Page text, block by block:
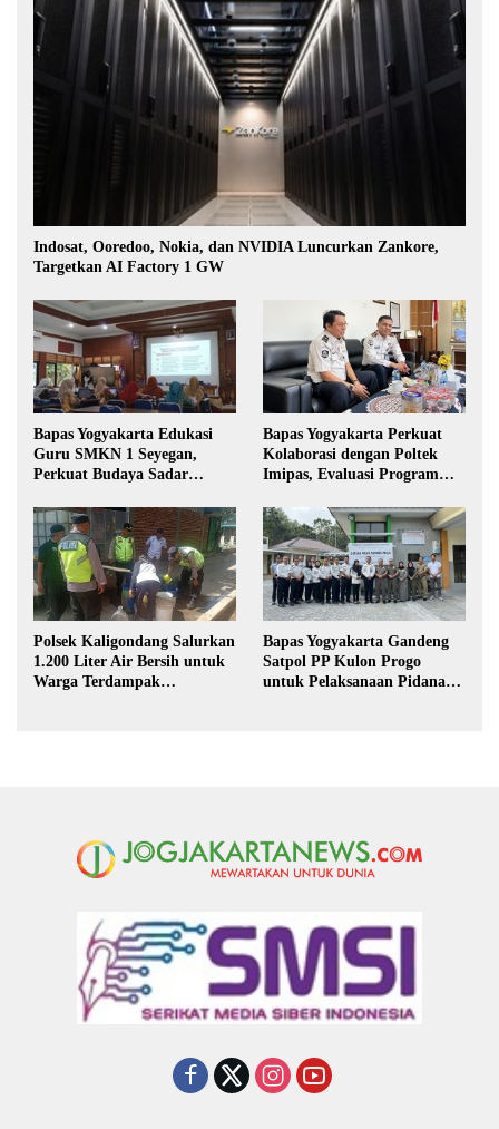
Indosat, Ooredoo, Nokia, dan NVIDIA Luncurkan Zankore,
Targetkan AI Factory 1 GW
Bapas Yogyakarta Edukasi
Guru SMKN 1 Seyegan,
Perkuat Budaya Sadar
Bapas Yogyakarta Perkuat
Kolaborasi dengan Poltek
Imipas, Evaluasi Program
Polsek Kaligondang Salurkan
1.200 Liter Air Bersih untuk
Warga Terdampak
Bapas Yogyakarta Gandeng
Satpol PP Kulon Progo
untuk Pelaksanaan Pidana